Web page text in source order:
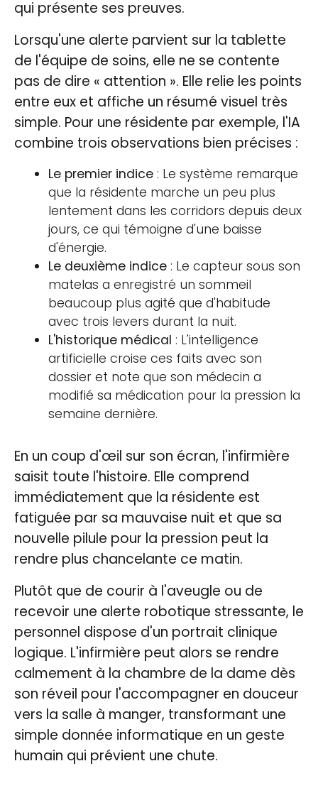
qui présente ses preuves.
Lorsqu'une alerte parvient sur la tablette
de l'équipe de soins, elle ne se contente
pas de dire « attention ». Elle relie les points
entre eux et affiche un résumé visuel très
simple. Pour une résidente par exemple, l'IA
combine trois observations bien précises :
Le premier indice : Le système remarque
que la résidente marche un peu plus
lentement dans les corridors depuis deux
jours, ce qui témoigne d'une baisse
d'énergie.
Le deuxième indice : Le capteur sous son
matelas a enregistré un sommeil
beaucoup plus agité que d'habitude
avec trois levers durant la nuit.
L'historique médical : L'intelligence
artificielle croise ces faits avec son
dossier et note que son médecin a
modifié sa médication pour la pression la
semaine dernière.
En un coup d'œil sur son écran, l'infirmière
saisit toute l'histoire. Elle comprend
immédiatement que la résidente est
fatiguée par sa mauvaise nuit et que sa
nouvelle pilule pour la pression peut la
rendre plus chancelante ce matin.
Plutôt que de courir à l'aveugle ou de
recevoir une alerte robotique stressante, le
personnel dispose d'un portrait clinique
logique. L'infirmière peut alors se rendre
calmement à la chambre de la dame dès
son réveil pour l'accompagner en douceur
vers la salle à manger, transformant une
simple donnée informatique en un geste
humain qui prévient une chute.